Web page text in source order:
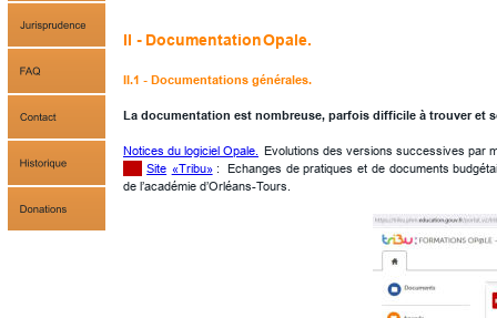
II - Documentation Opale.
II.1 - Documentations générales.
La documentation est nombreuse, parfois difficile à trouver et
Notices du logiciel Opale. Evolutions des versions successives par
Site «Tribu» : Echanges de pratiques et de documents
de l’académie d’Orléans-Tours.